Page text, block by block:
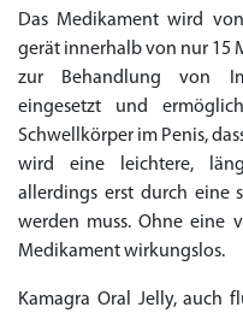
Das Medikament wird
gerät innerhalb von nur 15
zur Behandlung von
eingesetzt und
Schwellkörper im Penis,
wird eine leichtere,
allerdings erst durch eine
werden muss. Ohne eine
Medikament wirkungslos.
Kamagra Oral Jelly, auch